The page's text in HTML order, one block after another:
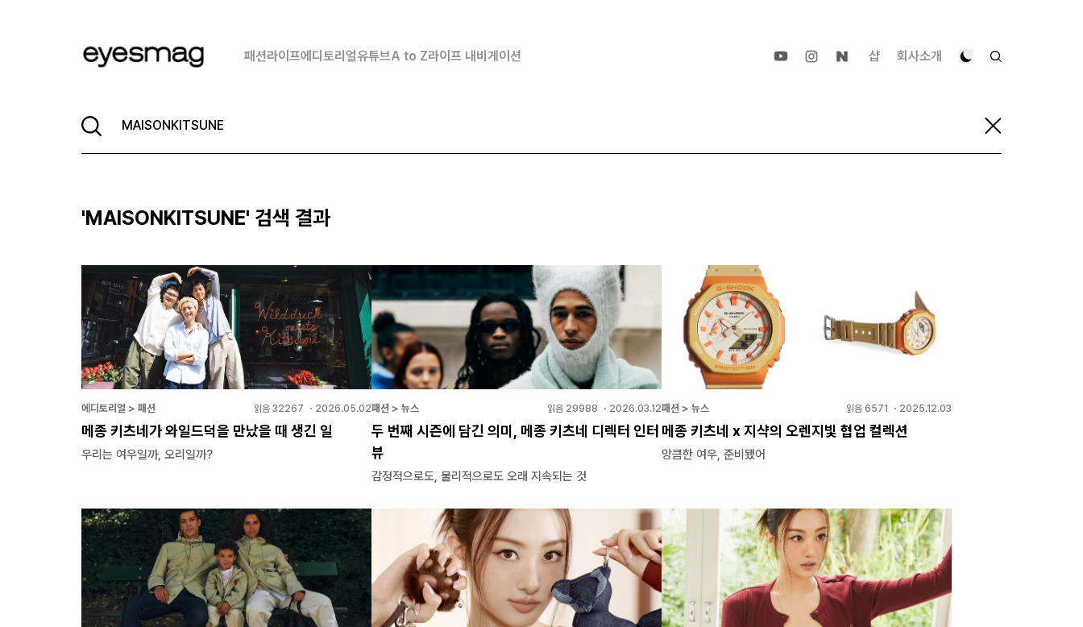
패션라이프에디토리얼유튜브A to Z라이프 내비게이션 샵 회사소개
'MAISONKITSUNE' 검색 결과
에디토리얼 > 패션 읽음 32267 ・ 2026.05.02
메종 키츠네가 와일드덕을 만났을 때 생긴 일
우리는 여우일까, 오리일까?
패션 > 뉴스 읽음 29988 ・ 2026.03.12
두 번째 시즌에 담긴 의미, 메종 키츠네 디렉터 인터
뷰
감정적으로도, 물리적으로도 오래 지속되는 것
패션 > 뉴스 읽음 6571 ・ 2025.12.03
메종 키츠네 x 지샥의 오렌지빛 협업 컬렉션
앙큼한 여우, 준비됐어